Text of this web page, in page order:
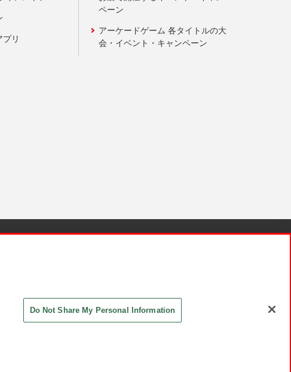
リ
ペーン
アーケードゲーム 各タイトルの大
会・イベント・キャンペーン
Do Not Share My Personal Information